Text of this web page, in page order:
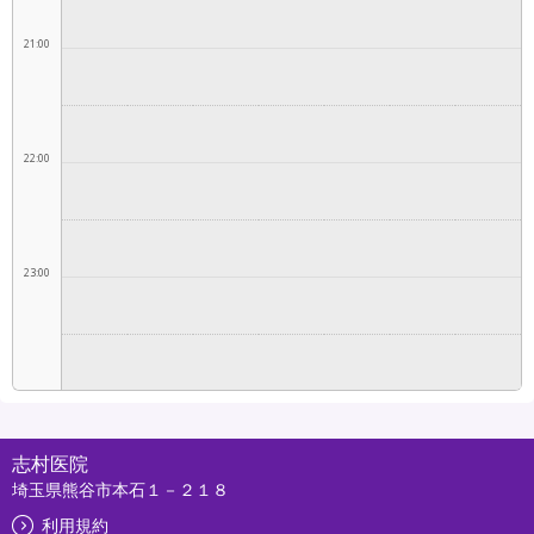
21:00
22:00
23:00
志村医院
埼玉県熊谷市本石１－２１８
利用規約